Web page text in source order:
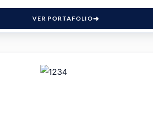
VER PORTAFOLIO